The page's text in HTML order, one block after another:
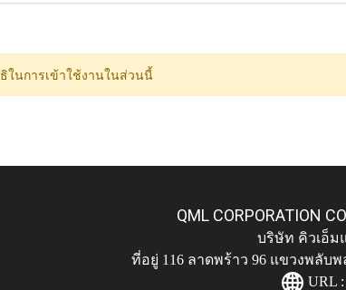
นการเข้าใช้งานในส่วนนี้
QML CORPORATION
บริษัท คิวเอ็ม
ที่อยู่ 116 ลาดพร้าว 96 แขวงพลับ
URL :